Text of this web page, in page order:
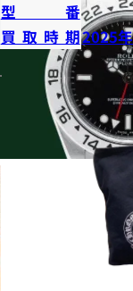
型番
買取時期2025